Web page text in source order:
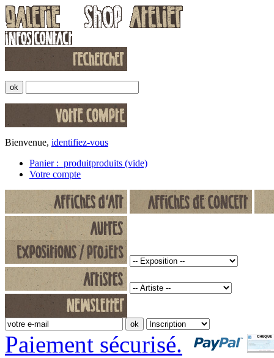
Bienvenue, identifiez-vous
Panier : produitproduits (vide)
Votre compte
Paiement sécurisé.